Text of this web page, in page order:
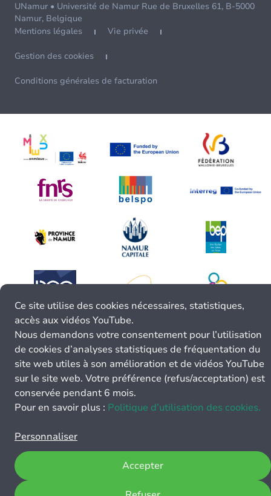
UNamur • Université de Namur Rue de Bruxelles 61, B-5000
Namur, Belgique
Mentions légales
Vie privée
Gestion des cookies
Conditions générales de facturation
Ce site utilise des cookies nécessaires, statistiques,
accès aux vidéos YouTube.
Nous demandons votre consentement pour l’utilisation
de cookies d’analyses statistiques de fréquentation du
site web utiles à son amélioration et de vidéos YouTube
sur le site web. Votre préférence (refus/acceptation) est
conservée pendant 6 mois.
Pour en savoir plus : Politique d’utilisation des cookies.
Personnaliser
Accepter